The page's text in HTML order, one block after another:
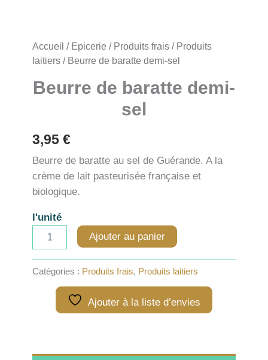
Accueil / Epicerie / Produits frais / Produits
laitiers / Beurre de baratte demi-sel
Beurre de baratte demi-
sel
3,95 €
Beurre de baratte au sel de Guérande. A la
crème de lait pasteurisée française et
biologique.
l'unité
de
baratte
Ajouter au panier
Catégories : Produits frais, Produits laitiers
Ajouter à la liste d’envies